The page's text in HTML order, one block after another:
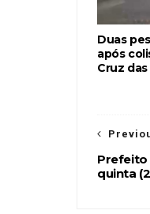
Duas
após
Cruz
Prefeito
quinta